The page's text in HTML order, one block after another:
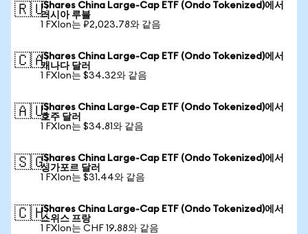
🇷🇺iShares China Large-Cap ETF (Ondo Tokenized)에서
러시아 루블
1 FXIon는 ₽2,023.78와 같음
🇨🇦iShares China Large-Cap ETF (Ondo Tokenized)에서
캐나다 달러
1 FXIon는 $34.32와 같음
🇦🇺iShares China Large-Cap ETF (Ondo Tokenized)에서
호주 달러
1 FXIon는 $34.81와 같음
🇸🇬iShares China Large-Cap ETF (Ondo Tokenized)에서
싱가포르 달러
1 FXIon는 $31.44와 같음
🇨🇭iShares China Large-Cap ETF (Ondo Tokenized)에서
스위스 프랑
1 FXIon는 CHF 19.88와 같음